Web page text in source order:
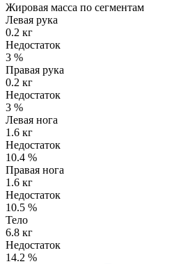
Жировая масса по сегментам
Левая рука
0.2 кг
Недостаток
3 %
Правая рука
0.2 кг
Недостаток
3 %
Левая нога
1.6 кг
Недостаток
10.4 %
Правая нога
1.6 кг
Недостаток
10.5 %
Тело
6.8 кг
Недостаток
14.2 %